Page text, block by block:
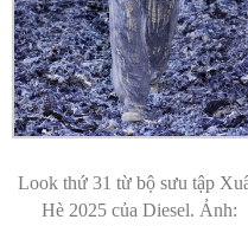
Look thứ 31 từ bộ sưu tập
Hè 2025 của Diesel. Ảnh: